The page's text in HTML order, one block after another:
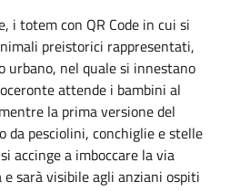
i totem con QR Code in cui si
preistorici rappresentati,
urbano, nel quale si innestano
attende i bambini al
la prima versione del
da pesciolini, conchiglie e stelle
accinge a imboccare la via
sarà visibile agli anziani ospiti